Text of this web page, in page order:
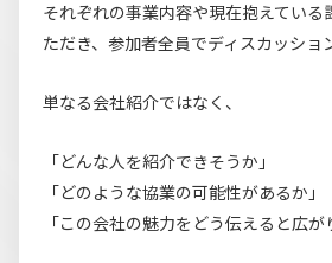
それぞれの事業内容や現在抱えている
ただき、参加者全員でディスカッショ
単なる会社紹介ではなく、
「どんな人を紹介できそうか」
「どのような協業の可能性があるか」
「この会社の魅力をどう伝えると広が